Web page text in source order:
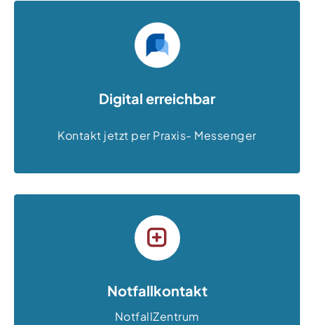
Digital erreichbar
Kontakt jetzt per Praxis- Messenger
Notfallkontakt
NotfallZentrum